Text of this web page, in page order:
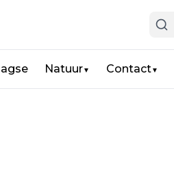
Natuur▼ Contact▼